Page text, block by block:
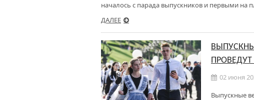
началось с парада выпускников и первыми на
ДАЛЕЕ
02 июня
Выпускные